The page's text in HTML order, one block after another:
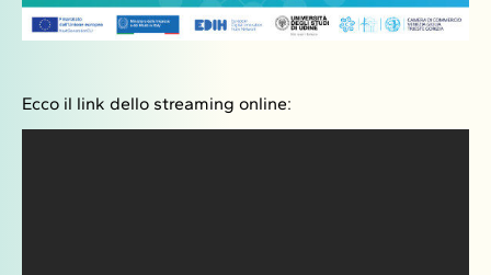
Ecco il link dello streaming online: